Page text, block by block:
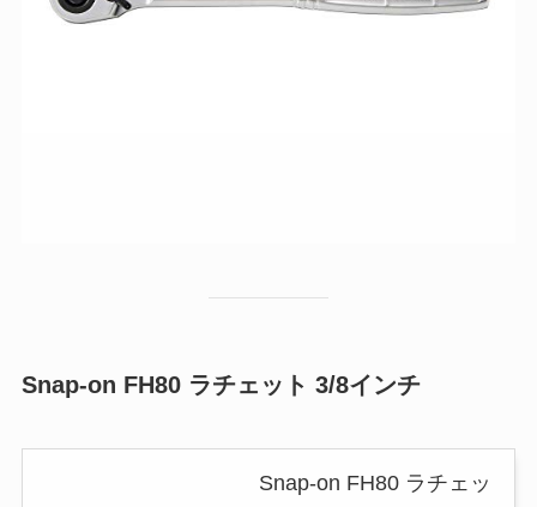
Snap-on FH80 ラチェット 3/8インチ
Snap-on FH80 ラチェッ